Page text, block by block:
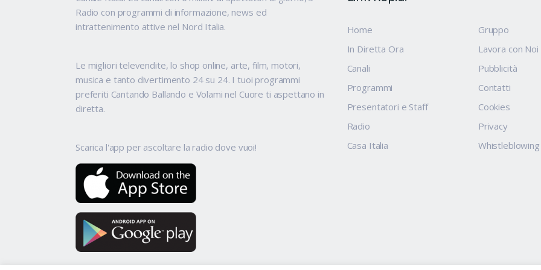
Radio con programmi di informazione, news ed
intrattenimento attive nel Nord Italia.
Le migliori televendite, lo shop online, arte, film, motori,
musica e tanto divertimento 24 su 24. I tuoi programmi
preferiti Cantando Ballando e Volami nel Cuore ti aspettano in
diretta.
Scarica l'app per ascoltare la radio dove vuoi!
Home
In Diretta Ora
Canali
Programmi
Presentatori e Staff
Radio
Casa Italia
Gruppo
Lavora con Noi
Pubblicità
Contatti
Cookies
Privacy
Whistleblowing